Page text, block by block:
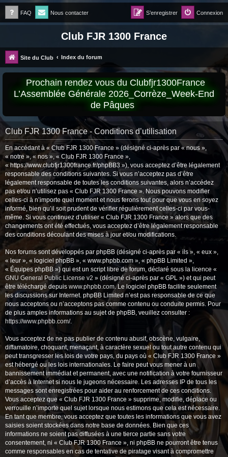
FAQ Nous contacter Connexion
S’enregistrer
Club FJR 1300 France
Site du Club Index du forum
Prochain rendez vous du Clubfjr1300France
L’Assemblée Générale 2026_Corrèze_Week-End
de Pâques
Club FJR 1300 France - Conditions d’utilisation
En accédant à « Club FJR 1300 France » (désigné ci-après par « nous »,
« notre », « nos », « Club FJR 1300 France »,
« https://www.clubfjr1300france.fr/phpBB3 »), vous acceptez d’être légalement
responsable des conditions suivantes. Si vous n’acceptez pas d’être
légalement responsable de toutes les conditions suivantes, alors n’accédez
pas et/ou n’utilisez pas « Club FJR 1300 France ». Nous pouvons modifier
celles-ci à n’importe quel moment et nous ferons tout pour que vous en soyez
informé, bien qu’il soit prudent de vérifier régulièrement celles-ci par vous-
même. Si vous continuez d’utiliser « Club FJR 1300 France » alors que des
changements ont été effectués, vous acceptez d’être légalement responsable
des conditions découlant des mises à jour et/ou modifications.
Nos forums sont développés par phpBB (désigné ci-après par « ils », « eux »,
« leur », « logiciel phpBB », « www.phpbb.com », « phpBB Limited »,
« Équipes phpBB ») qui est un script libre de forum, déclaré sous la licence «
GNU General Public License v2 » (désigné ci-après par « GPL ») et qui peut
être téléchargé depuis www.phpbb.com. Le logiciel phpBB facilite seulement
les discussions sur Internet. phpBB Limited n’est pas responsable de ce que
nous acceptons ou n’acceptons pas comme contenu ou conduite permis. Pour
de plus amples informations au sujet de phpBB, veuillez consulter :
https://www.phpbb.com/.
Vous acceptez de ne pas publier de contenu abusif, obscène, vulgaire,
diffamatoire, choquant, menaçant, à caractère sexuel ou tout autre contenu qui
peut transgresser les lois de votre pays, du pays où « Club FJR 1300 France »
est hébergé ou les lois internationales. Le faire peut vous mener à un
bannissement immédiat et permanent, avec une notification à votre fournisseur
d’accès à Internet si nous le jugeons nécessaire. Les adresses IP de tous les
messages sont enregistrées pour aider au renforcement de ces conditions.
Vous acceptez que « Club FJR 1300 France » supprime, modifie, déplace ou
verrouille n’importe quel sujet lorsque nous estimons que cela est nécessaire.
En tant que membre, vous acceptez que toutes les informations que vous avez
saisies soient stockées dans notre base de données. Bien que ces
informations ne soient pas diffusées à une tierce partie sans votre
consentement, ni « Club FJR 1300 France », ni phpBB ne pourront être tenus
comme responsables en cas de tentative de piratage visant à compromettre